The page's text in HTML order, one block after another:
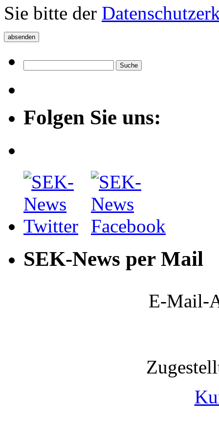
Sie bitte der
Folgen Sie uns:
SEK-News per Mail
E-Mail-